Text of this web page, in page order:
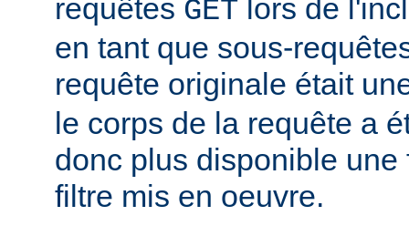
requêtes GET lors de
en tant que sous-
requête originale était
le corps de la requête a
donc plus disponible
filtre mis en oeuvre.